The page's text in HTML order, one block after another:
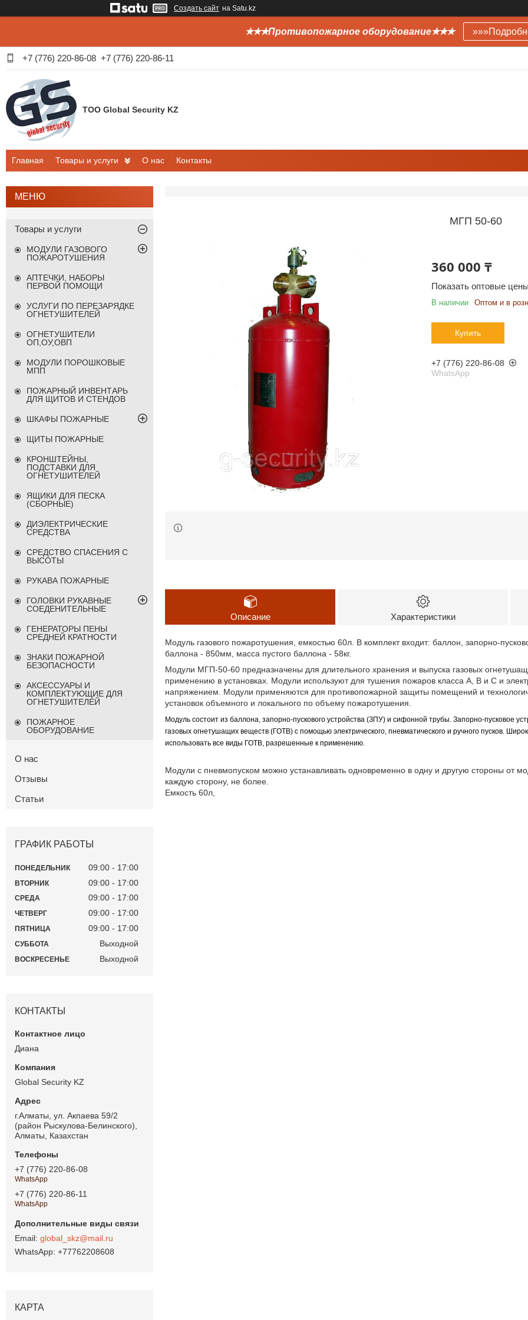
Создать сайт на Satu.kz
✭✭✭Противопожарное оборудование✭✭✭
+7 (776) 220-86-08 +7 (776) 220-86-11
ТОО Global Security KZ
Главная Товары и услуги О нас Контакты
МГП 50-60
360 000 ₸
Показать оптовые цены
В наличии Оптом и в
Купить
+7 (776) 220-86-08
WhatsApp
Описание Характеристики
Модуль газового пожаротушения, емкостью 60л. В комплект входит: баллон, запорно-
баллона - 850мм, масса пустого баллона - 58кг.
Модули МГП-50-60 предназначены для длительного хранения и выпуска газовых
применению в установках. Модули используют для тушения пожаров класса А, В и С и
напряжением. Модули применяются для противопожарной защиты помещений и
установок объемного и локального по объему пожаротушения.
Модуль состоит из баллона, запорно-пускового устройства (ЗПУ) и сифонной трубы. Запорно-пусковое
газовых огнетушащих веществ (ГОТВ) с помощью электрического, пневматического и ручного пусков.
использовать все виды ГОТВ, разрешенные к применению.
Модули с пневмопуском можно устанавливать одновременно в одну и другую стороны от
каждую сторону, не более.
Емкость 60л,
Товары и услуги
МОДУЛИ ГАЗОВОГО
ПОЖАРОТУШЕНИЯ
АПТЕЧКИ, НАБОРЫ
ПЕРВОЙ ПОМОЩИ
УСЛУГИ ПО ПЕРЕЗАРЯДКЕ
ОГНЕТУШИТЕЛЕЙ
ОГНЕТУШИТЕЛИ
ОП,ОУ,ОВП
МОДУЛИ ПОРОШКОВЫЕ
МПП
ПОЖАРНЫЙ ИНВЕНТАРЬ
ДЛЯ ЩИТОВ И СТЕНДОВ
ШКАФЫ ПОЖАРНЫЕ
ЩИТЫ ПОЖАРНЫЕ
КРОНШТЕЙНЫ,
ПОДСТАВКИ ДЛЯ
ОГНЕТУШИТЕЛЕЙ
ЯЩИКИ ДЛЯ ПЕСКА
(СБОРНЫЕ)
ДИЭЛЕКТРИЧЕСКИЕ
СРЕДСТВА
СРЕДСТВО СПАСЕНИЯ С
ВЫСОТЫ
РУКАВА ПОЖАРНЫЕ
ГОЛОВКИ РУКАВНЫЕ
СОЕДЕНИТЕЛЬНЫЕ
ГЕНЕРАТОРЫ ПЕНЫ
СРЕДНЕЙ КРАТНОСТИ
ЗНАКИ ПОЖАРНОЙ
БЕЗОПАСНОСТИ
АКСЕССУАРЫ И
КОМПЛЕКТУЮЩИЕ ДЛЯ
ОГНЕТУШИТЕЛЕЙ
ПОЖАРНОЕ
ОБОРУДОВАНИЕ
О нас
Отзывы
Статьи
ГРАФИК РАБОТЫ
ПОНЕДЕЛЬНИК 09:00 17:00
ВТОРНИК 09:00 17:00
СРЕДА 09:00 17:00
ЧЕТВЕРГ 09:00 17:00
ПЯТНИЦА 09:00 17:00
СУББОТА Выходной
ВОСКРЕСЕНЬЕ Выходной
КОНТАКТЫ
Диана
Global Security KZ
г.Алматы, ул. Акпаева 59/2
(район Рыскулова-Белинского),
Алматы, Казахстан
+7 (776) 220-86-08
WhatsApp
+7 (776) 220-86-11
WhatsApp
global_skz@mail.ru
+77762208608
КАРТА